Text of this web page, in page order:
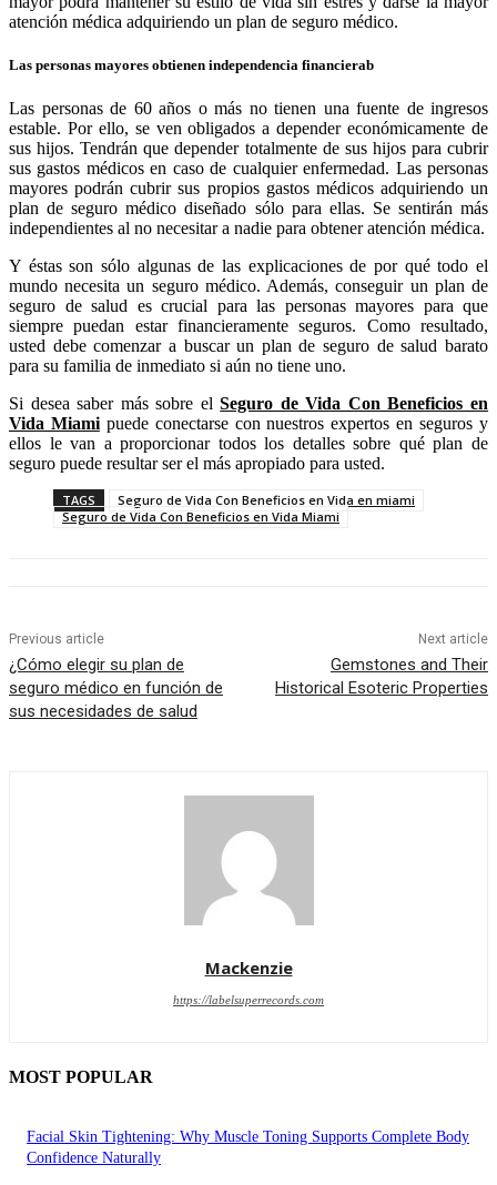
atención médica adquiriendo un plan de seguro médico.
Las personas mayores obtienen independencia financierab
Las personas de 60 años o más no tienen una fuente de ingresos
estable. Por ello, se ven obligados a depender económicamente de
sus hijos. Tendrán que depender totalmente de sus hijos para cubrir
sus gastos médicos en caso de cualquier enfermedad. Las personas
mayores podrán cubrir sus propios gastos médicos adquiriendo un
plan de seguro médico diseñado sólo para ellas. Se sentirán más
independientes al no necesitar a nadie para obtener atención médica.
Y éstas son sólo algunas de las explicaciones de por qué todo el
mundo necesita un seguro médico. Además, conseguir un plan de
seguro de salud es crucial para las personas mayores para que
siempre puedan estar financieramente seguros. Como resultado,
usted debe comenzar a buscar un plan de seguro de salud barato
para su familia de inmediato si aún no tiene uno.
Si desea saber más sobre elSeguro de Vida Con Beneficios en
Vida Miamipuede conectarse con nuestros expertos en seguros y
ellos le van a proporcionar todos los detalles sobre qué plan de
seguro puede resultar ser el más apropiado para usted.
TAGS
Seguro de Vida Con Beneficios en Vida en miami
Seguro de Vida Con Beneficios en Vida Miami
Previous article
¿Cómo elegir su plan de
seguro médico en función de
sus necesidades de salud
Next article
Gemstones and Their
Historical Esoteric Properties
Mackenzie
https://labelsuperrecords.com
MOST POPULAR
Facial Skin Tightening: Why Muscle Toning Supports Complete Body
Confidence Naturally